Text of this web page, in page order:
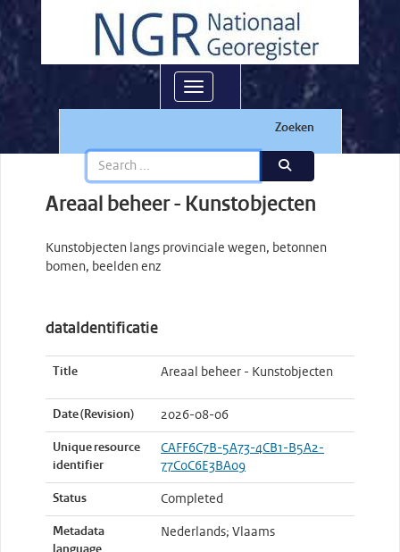
Toggle navigation
Zoeken
Areaal beheer - Kunstobjecten
Kunstobjecten langs provinciale wegen, betonnen
bomen, beelden enz
dataIdentificatie
Title Areaal beheer - Kunstobjecten
Date (Revision) 2026-08-06
Unique resource
identifier
CAFF6C7B-5A73-4CB1-B5A2-
77C0C6E3BA09
Status Completed
Metadata
Nederlands; Vlaams